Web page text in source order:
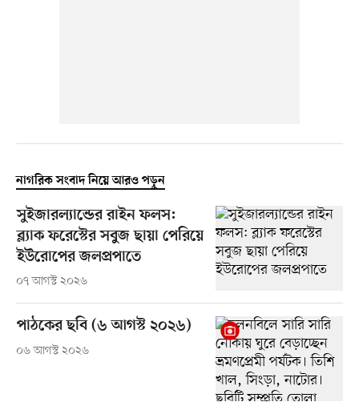
নাগরিক সংবাদ নিয়ে আরও পড়ুন
সুইজারল্যান্ডের রাইন ফলস:
ব্ল্যাক ফরেস্টের সবুজ ছায়া পেরিয়ে
ইউরোপের জলপ্রপাতে
০৭ আগস্ট ২০২৬
পাঠকের ছবি (৬ আগস্ট ২০২৬)
০৬ আগস্ট ২০২৬